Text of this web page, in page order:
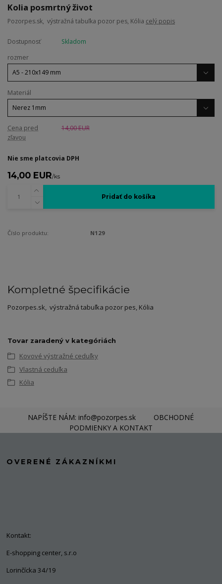
Kolia posmrtný život
Pozorpes.sk, výstražná tabuľka pozor pes, Kólia celý popis
Dostupnosť
Skladom
rozmer
Materiál
Cena pred
zľavou
14,00 EUR
Nie sme platcovia DPH
14,00 EUR/ks
Pridať do košíka
Číslo produktu: N129
Kompletné špecifikácie
Pozorpes.sk, výstražná tabuľka pozor pes, Kólia
Tovar zaradený v kategóriách
Kovové výstražné ceduľky
Vlastná ceduľka
Kólia
NAPÍŠTE NÁM: info@pozorpes.sk
OBCHODNÉ
PODMIENKY A KONTAKT
OVERENÉ ZÁKAZNÍKMI
Kontakt:
E-shopping center, s.r.o
Lorinčícka 34/19